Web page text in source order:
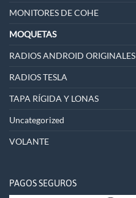
MONITORES DE COHE
MOQUETAS
RADIOS ANDROID ORIGINALES
RADIOS TESLA
TAPA RÍGIDA Y LONAS
Uncategorized
VOLANTE
PAGOS SEGUROS